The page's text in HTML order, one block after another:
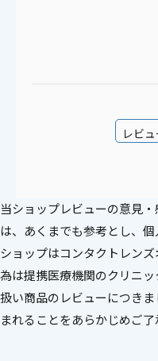
レビ
当ショップレビューの意見
は、あくまでも参考とし、
ショップはコンタクトレン
為は提携医療機関のクリニ
扱い商品のレビューにつき
まれることをあらかじめご了